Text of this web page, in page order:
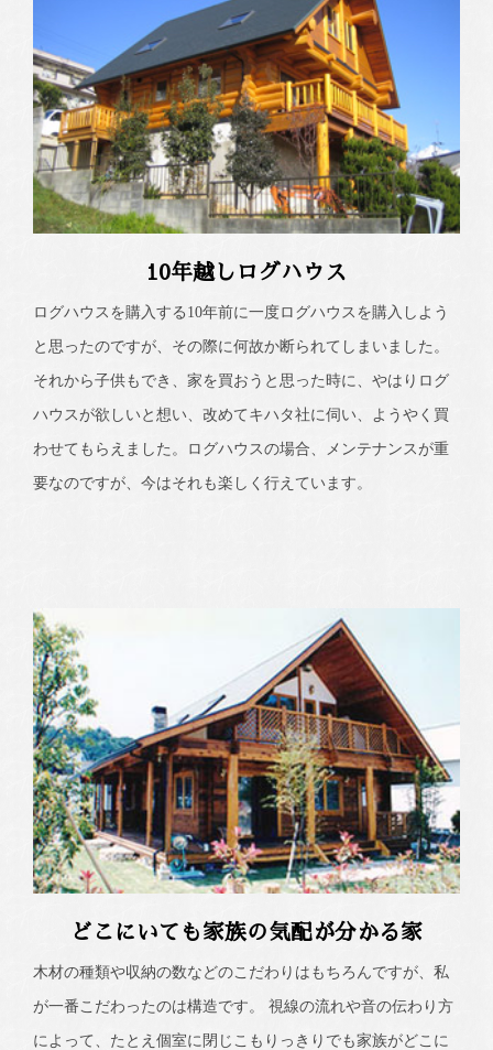
10年越しログハウス
ログハウスを購入する10年前に一度ログハウスを購入しよう
と思ったのですが、その際に何故か断られてしまいました。
それから子供もでき、家を買おうと思った時に、やはりログ
ハウスが欲しいと想い、改めてキハタ社に伺い、ようやく買
わせてもらえました。ログハウスの場合、メンテナンスが重
要なのですが、今はそれも楽しく行えています。
どこにいても家族の気配が分かる家
木材の種類や収納の数などのこだわりはもちろんですが、私
が一番こだわったのは構造です。 視線の流れや音の伝わり方
によって、たとえ個室に閉じこもりっきりでも家族がどこに